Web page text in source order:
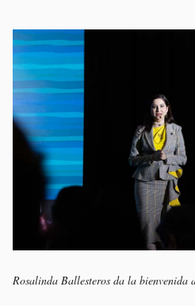
Rosalinda Ballesteros da la bienvenida